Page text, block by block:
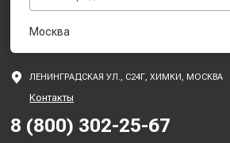
Москва
ЛЕНИНГРАДСКАЯ УЛ., С24Г, ХИМКИ, МОСКВА
Контакты
8 (800) 302-25-67